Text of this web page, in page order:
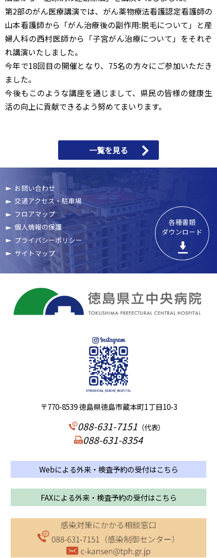
第2部のがん医療講演では、がん薬物療法看護認定看護師の
山本看護師から「がん治療後の副作用:脱毛について」と産
婦人科の西村医師から「子宮がん治療について」をそれぞ
れ講演いたしました。
今年で18回目の開催となり、75名の方々にご参加いただき
ました。
今後もこのような講座を通じまして、県民の皆様の健康生
活の向上に貢献できるよう努めてまいります。
一覧を見る
お問い合わせ
交通アクセス・駐車場
フロアマップ
個人情報の保護
プライバシーポリシー
サイトマップ
各種書類
ダウンロード
〒770-8539 徳島県徳島市蔵本町1丁目10-3
088-631-7151 （代表）
088-631-8354
Webによる外来・検査予約の受付はこちら
FAXによる外来・検査予約の受付はこちら